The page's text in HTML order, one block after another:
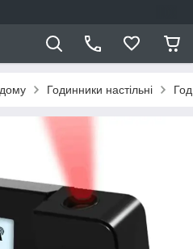
Годинники настільні